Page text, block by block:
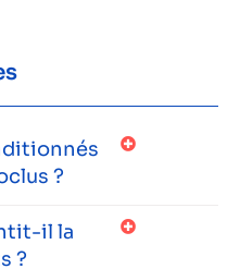
?
il la
?